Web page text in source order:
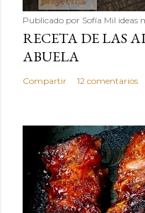
Publicado por Sofía Mil ideas
RECETA DE LAS
ABUELA
Compartir 12 comentarios